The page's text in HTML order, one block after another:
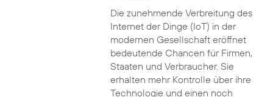
Die zunehmende Verbreitung des
Internet der Dinge (IoT) in der
modernen Gesellschaft eröffnet
bedeutende Chancen für Firmen,
Staaten und Verbraucher. Sie
erhalten mehr Kontrolle über ihre
Technologie und einen noch